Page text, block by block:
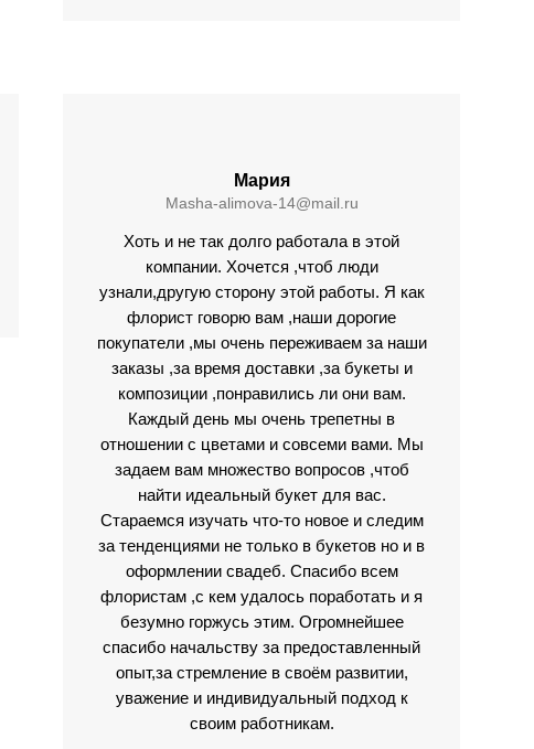
Мария
Masha-alimova-14@mail.ru
Хоть и не так долго работала в этой
компании. Хочется ,чтоб люди
узнали,другую сторону этой работы. Я как
флорист говорю вам ,наши дорогие
покупатели ,мы очень переживаем за наши
заказы ,за время доставки ,за букеты и
композиции ,понравились ли они вам.
Каждый день мы очень трепетны в
отношении с цветами и совсеми вами. Мы
задаем вам множество вопросов ,чтоб
найти идеальный букет для вас.
Стараемся изучать что-то новое и следим
за тенденциями не только в букетов но и в
оформлении свадеб. Спасибо всем
флористам ,с кем удалось поработать и я
безумно горжусь этим. Огромнейшее
спасибо начальству за предоставленный
опыт,за стремление в своём развитии,
уважение и индивидуальный подход к
своим работникам.